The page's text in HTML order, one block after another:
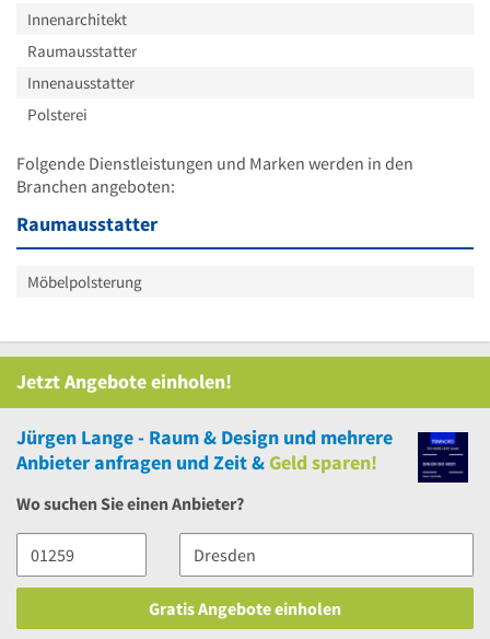
Innenarchitekt
Raumausstatter
Innenausstatter
Polsterei
Folgende Dienstleistungen und Marken werden in den
Branchen angeboten:
Raumausstatter
Möbelpolsterung
Jetzt Angebote einholen!
Jürgen Lange - Raum & Design und mehrere
Anbieter anfragen und Zeit &Geld sparen!
Wo suchen Sie einen Anbieter?
Gratis Angebote einholen